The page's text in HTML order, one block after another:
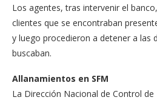
Los agentes, tras interve­nir el
clientes que se encontra­ban
y luego procedie­ron a detener a las
buscaban.
Allanamientos en SFM
La Dirección Nacional de Control